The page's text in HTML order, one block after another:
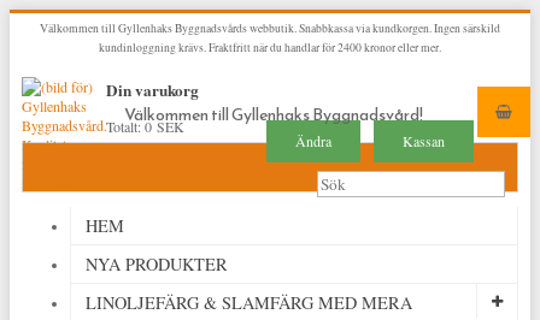
Välkommen till Gyllenhaks Byggnadsvårds webbutik. Snabbkassa via kundkorgen. Ingen särskild
kundinloggning krävs. Fraktfritt när du handlar för 2400 kronor eller mer.
Välkommen till Gyllenhaks Byggnadsvård!
Din varukorg
Totalt:0 SEK
Ändra Kassan
HEM
NYA PRODUKTER
LINOLJEFÄRG & SLAMFÄRG MED MERA